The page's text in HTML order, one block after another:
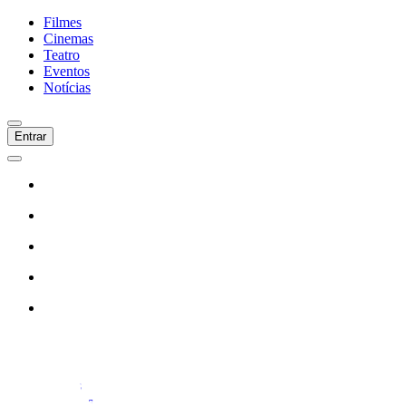
Filmes
Cinemas
Teatro
Eventos
Notícias
Entrar
Filmes
Cinemas